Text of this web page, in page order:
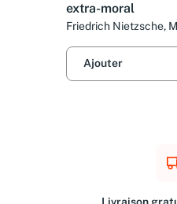
extra-moral
Friedrich Nietzsche,
Ajouter